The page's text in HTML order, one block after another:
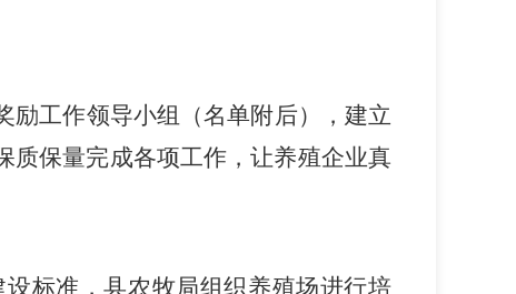
励工作领导小组（名单附后），建立
质保量完成各项工作，让养殖企业真
标准，县农牧局组织养殖场进行培